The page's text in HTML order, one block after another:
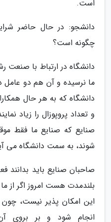
است.
دانشجو: در حال حاضر
چگونه است؟
دانشگاه در ارتباط با صنعت
ما نرسیده و آن هم دو عامل
دانشگاه که به هر حال
و تعداد پروپوزال را زیاد
صنایع که صنایع ما فقط
شوند، به سمت دانشگاه می
صاحبان صنایع باید
بلندمدت هست امروز اگر از
این امکان پذیر نیست،
انجام شود و بر بروی